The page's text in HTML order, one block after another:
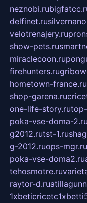
neznobi.ru
delfinet.ru
velotrenajery.ru
show-pets.ru
miraclecoon.ru
firehunters.ru
hometown-france.ru
shop-garena.ru
one-life-story.ru
poka-vse-doma-2.ru
g2012.rutst-1.ru
g-2012.ruops-mgr.ru
poka-vse-doma2.ru
tehosmotre.ru
raytor-d.ru